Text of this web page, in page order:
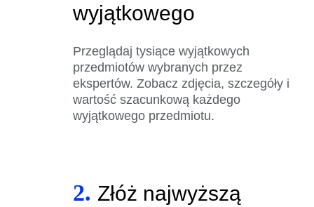
wyjątkowego
Przeglądaj tysiące wyjątkowych
przedmiotów wybranych przez
ekspertów. Zobacz zdjęcia, szczegóły i
wartość szacunkową każdego
wyjątkowego przedmiotu.
2. Złóż najwyższą